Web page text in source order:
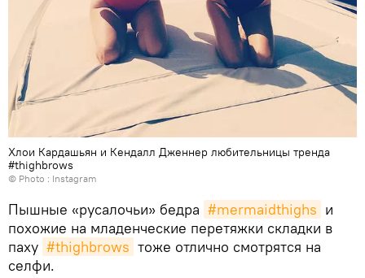
Хлои Кардашьян и Кендалл Дженнер любительницы тренда
#thighbrows
© Photo : Instagram
Пышные «русалочьи» бедра #mermaidthighs и
похожие на младенческие перетяжки складки в
паху #thighbrows тоже отлично смотрятся на
селфи.